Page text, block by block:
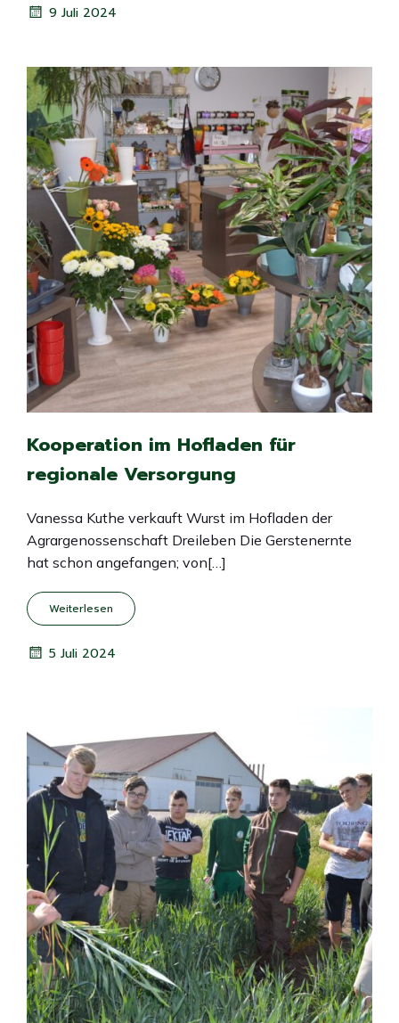
9 Juli 2024
Kooperation im Hofladen für
regionale Versorgung
Vanessa Kuthe verkauft Wurst im Hofladen der
Agrargenossenschaft Dreileben Die Gerstenernte
hat schon angefangen; von[…]
Weiterlesen
5 Juli 2024